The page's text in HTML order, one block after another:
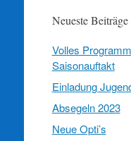
Neueste Beiträge
Volles
Saisonauftakt
Einladung
Absegeln 2023
Neue Opti’s